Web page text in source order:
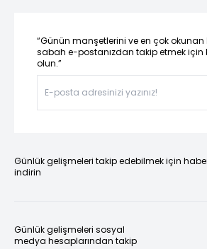
“Günün manşetlerini ve en çok okunan
sabah e-postanızdan takip etmek için
olun.”
Günlük gelişmeleri takip edebilmek için
indirin
Günlük gelişmeleri sosyal
medya hesaplarından takip